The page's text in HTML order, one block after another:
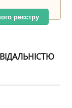
реєстру